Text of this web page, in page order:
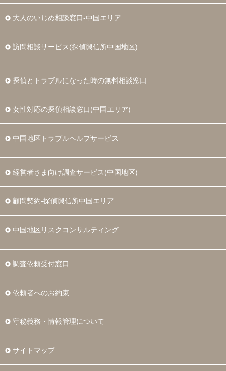
大人のいじめ相談窓口-中国エリア
訪問相談サービス(探偵興信所中国地区)
探偵とトラブルになった時の無料相談窓口
女性対応の探偵相談窓口(中国エリア)
中国地区トラブルヘルプサービス
経営者さま向け調査サービス(中国地区)
顧問契約-探偵興信所中国エリア
中国地区リスクコンサルティング
調査依頼受付窓口
依頼者へのお約束
守秘義務・情報管理について
サイトマップ